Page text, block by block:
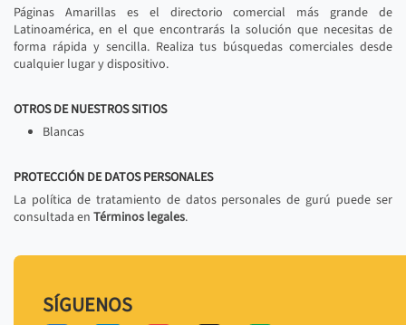
Páginas Amarillas es el directorio comercial más grande de
Latinoamérica, en el que encontrarás la solución que necesitas de
forma rápida y sencilla. Realiza tus búsquedas comerciales desde
cualquier lugar y dispositivo.
OTROS DE NUESTROS SITIOS
Blancas
PROTECCIÓN DE DATOS PERSONALES
La política de tratamiento de datos personales de gurú puede ser
consultada en Términos legales.
SÍGUENOS